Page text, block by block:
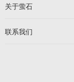
关于萤石
联系我们